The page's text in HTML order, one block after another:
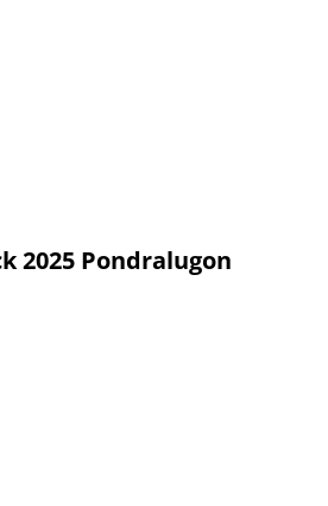
2025 Pondralugon